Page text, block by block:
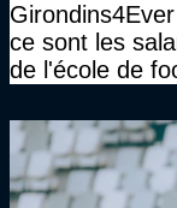
ce sont les
de l'école de